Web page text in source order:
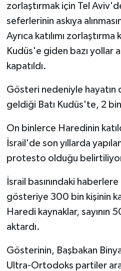
zorlaştırmak için Tel
seferlerinin askıya
Ayrıca katılımı zorlaştırma
Kudüs'e giden bazı yollar
kapatıldı.
Gösteri nedeniyle hayatın
geldiği Batı Kudüs'te, 2
On binlerce Haredinin
İsrail'de son yıllarda
protesto olduğu
İsrail basınındaki
gösteriye 300 bin kişinin
Haredi kaynaklar, sayının
aktardı.
Gösterinin, Başbakan
Ultra-Ortodoks partiler